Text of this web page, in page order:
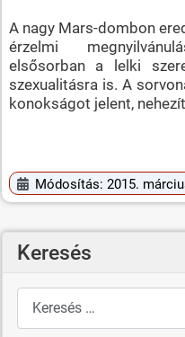
A nagy Mars-dombon
érzelmi
elsősorban a lelki
szexualitásra is. A
konokságot jelent,
Módosítás: 2015.
Keresés
Keresés